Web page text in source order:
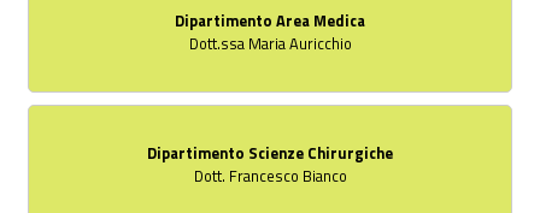
Dipartimento Area Medica
Dott.ssa Maria Auricchio
Dipartimento Scienze Chirurgiche
Dott. Francesco Bianco